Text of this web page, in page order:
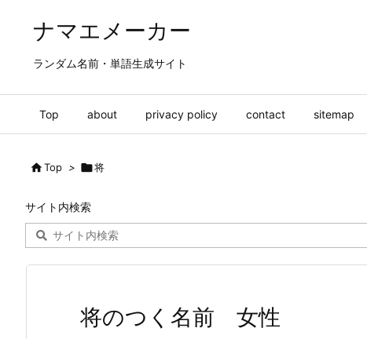
ナマエメーカー
ランダム名前・単語生成サイト
Top about privacy policy contact sitemap
Top > 将
サイト内検索
将のつく名前 女性